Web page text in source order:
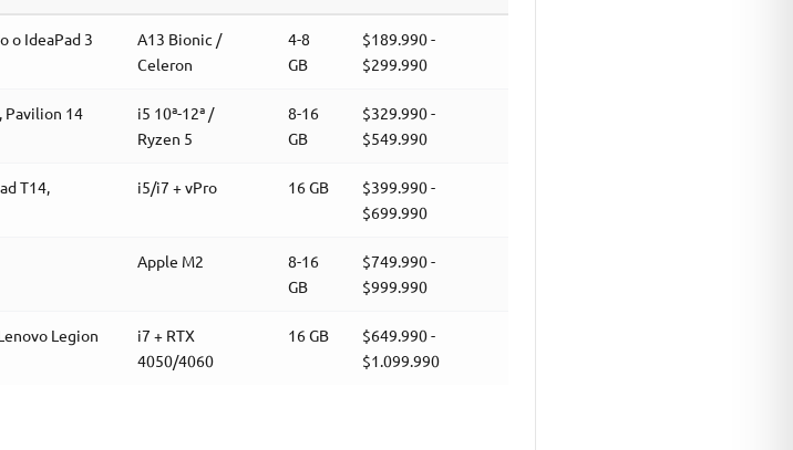
o IdeaPad 3
A13 Bionic /
Celeron
4-8
GB
$189.990 -
$299.990
Pavilion 14
i5 10ª-12ª /
Ryzen 5
8-16
GB
$329.990 -
$549.990
T14,
i5/i7 + vPro 16 GB
$399.990 -
$699.990
Apple M2
8-16
GB
$749.990 -
$999.990
Legion
i7 + RTX
4050/4060
16 GB
$649.990 -
$1.099.990